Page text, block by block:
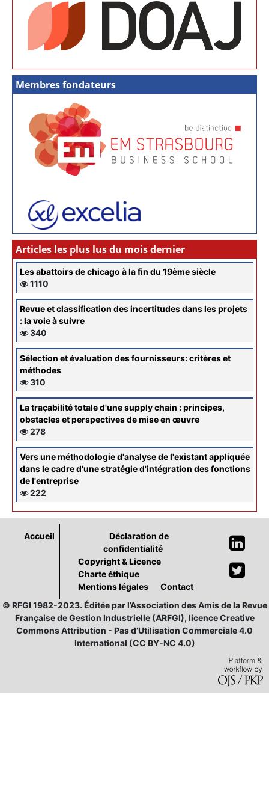
Membres fondateurs
Articles les plus lus du mois dernier
Les abattoirs de chicago à la fin du 19ème siècle
1110
Revue et classification des incertitudes dans les projets
: la voie à suivre
340
Sélection et évaluation des fournisseurs: critères et
méthodes
310
La traçabilité totale d'une supply chain : principes,
obstacles et perspectives de mise en œuvre
278
Vers une méthodologie d'analyse de l'existant appliquée
dans le cadre d'une stratégie d'intégration des fonctions
de l'entreprise
222
Accueil
Déclaration de
confidentialité
Copyright & Licence
Charte éthique
Mentions légales
Contact
© RFGI 1982-2023. Éditée par l’Association des Amis de la Revue
Française de Gestion Industrielle (ARFGI), licence Creative
Commons Attribution - Pas d’Utilisation Commerciale 4.0
International (CC BY-NC 4.0)